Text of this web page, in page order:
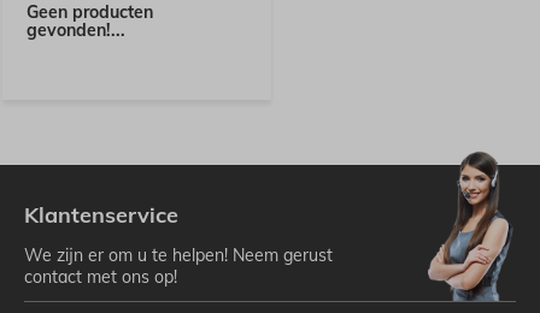
Geen producten
gevonden!...
Klantenservice
We zijn er om u te helpen! Neem gerust
contact met ons op!